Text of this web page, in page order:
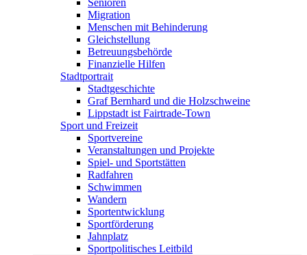
Senioren
Migration
Menschen mit Behinderung
Gleichstellung
Betreuungsbehörde
Finanzielle Hilfen
Stadtportrait
Stadtgeschichte
Graf Bernhard und die Holzschweine
Lippstadt ist Fairtrade-Town
Sport und Freizeit
Sportvereine
Veranstaltungen und Projekte
Spiel- und Sportstätten
Radfahren
Schwimmen
Wandern
Sportentwicklung
Sportförderung
Jahnplatz
Sportpolitisches Leitbild